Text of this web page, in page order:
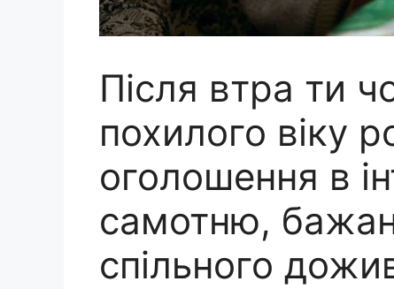
Після втра ти
похилого віку
оголошення в
самотню,
спільного